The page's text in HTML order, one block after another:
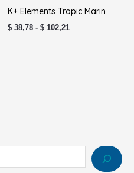
K+ Elements Tropic Marin
$ 38,78 - $ 102,21
desde